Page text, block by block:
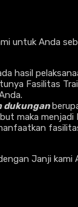
untuk Anda
Fasilitas
dukungan
maka
Janji